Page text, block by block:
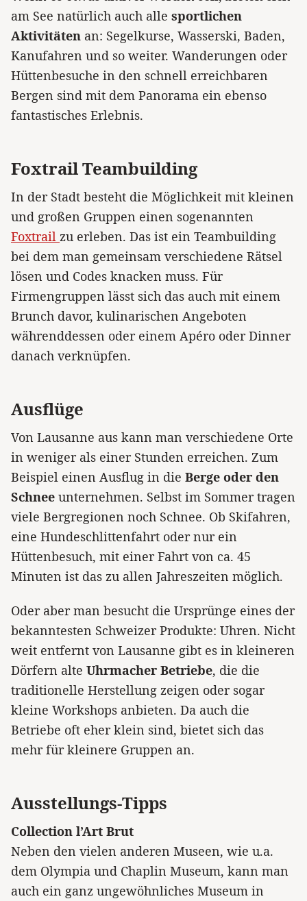
am See natürlich auch alle sportlichen
Aktivitäten an: Segelkurse, Wasserski, Baden,
Kanufahren und so weiter. Wanderungen oder
Hüttenbesuche in den schnell erreichbaren
Bergen sind mit dem Panorama ein ebenso
fantastisches Erlebnis.
Foxtrail Teambuilding
In der Stadt besteht die Möglichkeit mit kleinen
und großen Gruppen einen sogenannten
Foxtrail zu erleben. Das ist ein Teambuilding
bei dem man gemeinsam verschiedene Rätsel
lösen und Codes knacken muss. Für
Firmengruppen lässt sich das auch mit einem
Brunch davor, kulinarischen Angeboten
währenddessen oder einem Apéro oder Dinner
danach verknüpfen.
Ausflüge
Von Lausanne aus kann man verschiedene Orte
in weniger als einer Stunden erreichen. Zum
Beispiel einen Ausflug in die Berge oder den
Schnee unternehmen. Selbst im Sommer tragen
viele Bergregionen noch Schnee. Ob Skifahren,
eine Hundeschlittenfahrt oder nur ein
Hüttenbesuch, mit einer Fahrt von ca. 45
Minuten ist das zu allen Jahreszeiten möglich.
Oder aber man besucht die Ursprünge eines der
bekanntesten Schweizer Produkte: Uhren. Nicht
weit entfernt von Lausanne gibt es in kleineren
Dörfern alte Uhrmacher Betriebe, die die
traditionelle Herstellung zeigen oder sogar
kleine Workshops anbieten. Da auch die
Betriebe oft eher klein sind, bietet sich das
mehr für kleinere Gruppen an.
Ausstellungs-Tipps
Collection l’Art Brut
Neben den vielen anderen Museen, wie u.a.
dem Olympia und Chaplin Museum, kann man
auch ein ganz ungewöhnliches Museum in